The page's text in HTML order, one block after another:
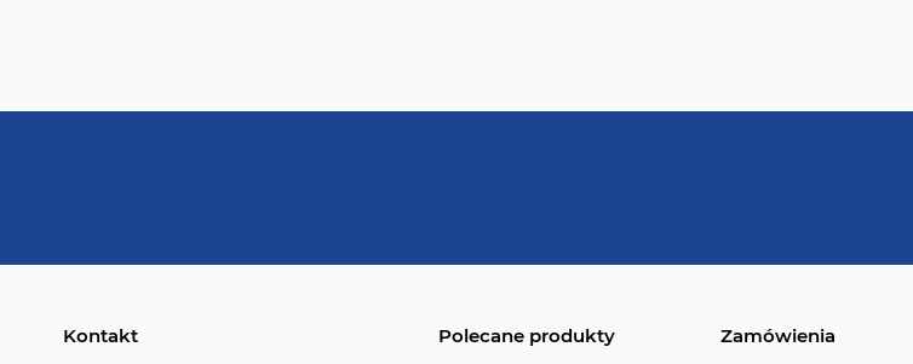
Kontakt Polecane produkty Zamówienia